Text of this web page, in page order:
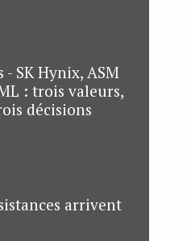
SK Hynix, ASM
: trois valeurs,
décisions
arrivent